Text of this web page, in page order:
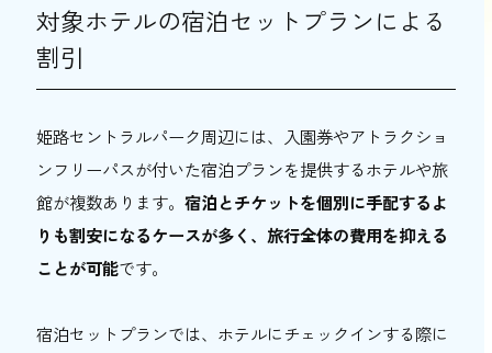
対象ホテルの宿泊セットプランによる
割引
姫路セントラルパーク周辺には、入園券やアトラクショ
ンフリーパスが付いた宿泊プランを提供するホテルや旅
館が複数あります。 宿泊とチケットを個別に手配するよ
りも割安になるケースが多く、旅行全体の費用を抑える
ことが可能です。
宿泊セットプランでは、ホテルにチェックインする際に